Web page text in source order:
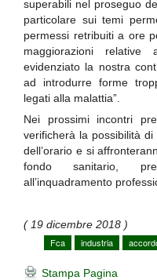
superabili nel proseguo
particolare sui temi
permessi retribuiti a ore
maggiorazioni relative
evidenziato la nostra
ad introdurre forme
legati alla malattia”.
Nei prossimi incontri
verificherà la possibilità
dell’orario e si
fondo sanitario,
all’inquadramento
( 19 dicembre 2018 )
Fca
industria
Stampa Pagina